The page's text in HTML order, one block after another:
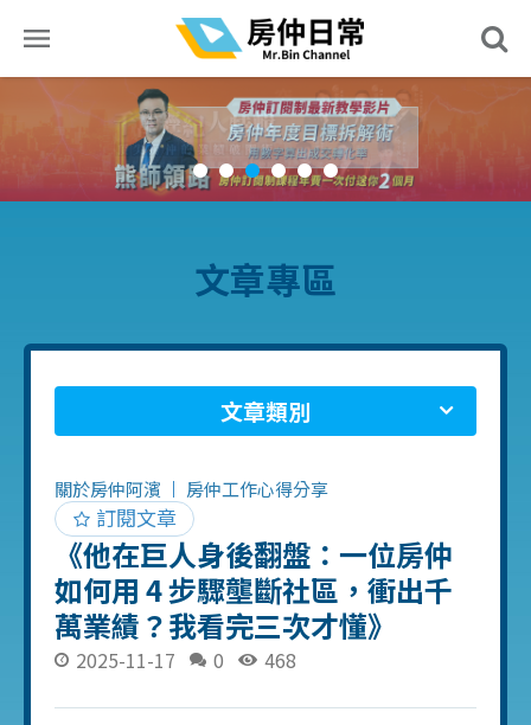
文章專區
文章類別
關於房仲阿濱 房仲工作心得分享
訂閱文章
《他在巨人身後翻盤：一位房仲
如何用 4 步驟壟斷社區，衝出千
萬業績？我看完三次才懂》
2025-11-17 0 468